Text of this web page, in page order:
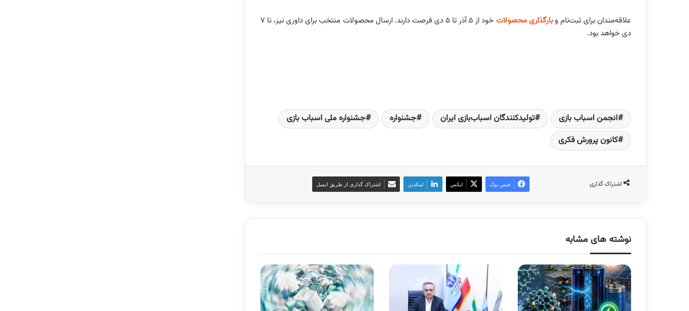
علاقه‌مندان برای ثبت‌نام وبارگذاری محصولات
خود از ۵ آذر تا ۵ دی فرصت دارند. ارسال محصولات منتخب برای داوری نیز، تا ۷
دی خواهد بود.
انجمن اسباب بازی تولیدکنندگان اسباب‌بازی ایران جشنواره
جشنواره ملی اسباب بازی
کانون پرورش فکری
اشتراک گذاری فیس بوک ایکس لینکدین اشتراک گذاری از طریق ایمیل
نوشته های مشابه